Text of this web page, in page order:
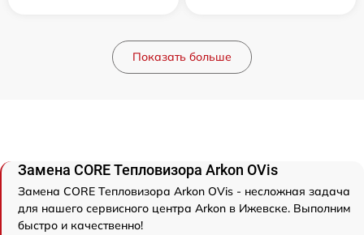
Показать больше
Замена CORE Тепловизора Arkon OVis
Замена CORE Тепловизора Arkon OVis - несложная задача
для нашего сервисного центра Arkon в Ижевске. Выполним
быстро и качественно!